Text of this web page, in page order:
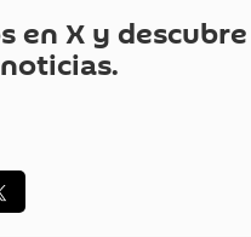
enX y